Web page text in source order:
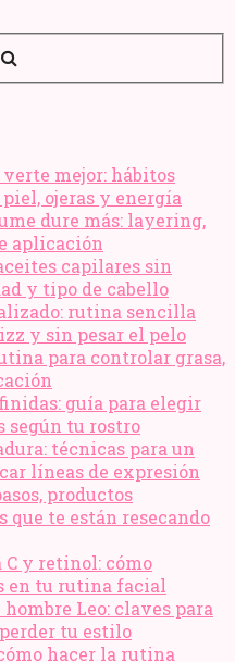
mejor: hábitos
ojeras y energía
dure más: layering,
aplicación
capilares sin
y tipo de cabello
rutina sencilla
y sin pesar el pelo
para controlar grasa,
guía para elegir
según tu rostro
técnicas para un
líneas de expresión
productos
que te están resecando
y retinol: cómo
en tu rutina facial
Leo: claves para
tu estilo
hacer la rutina